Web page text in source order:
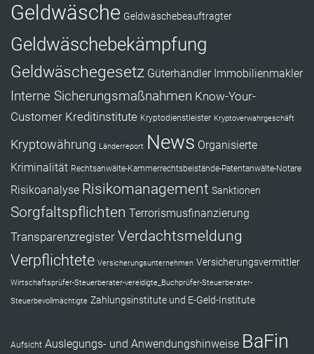
Geldwäsche Geldwäschebeauftragter
Geldwäschebekämpfung
Geldwäschegesetz Güterhändler Immobilienmakler
Interne Sicherungsmaßnahmen Know-Your-
Customer Kreditinstitute Kryptodienstleister Kryptoverwahrgeschäft
Kryptowährung Länderreport News Organisierte
Kriminalität Rechtsanwälte-Kammerrechtsbeistände-Patentanwälte-Notare
Risikoanalyse Risikomanagement Sanktionen
Sorgfaltspflichten Terrorismusfinanzierung
Transparenzregister Verdachtsmeldung
Verpflichtete Versicherungsunternehmen Versicherungsvermittler
Wirtschaftsprüfer-Steuerberater-vereidigte_Buchprüfer-Steuerberater-
Steuerbevollmächtigte Zahlungsinstitute und E-Geld-Institute
Aufsicht Auslegungs- und Anwendungshinweise BaFin